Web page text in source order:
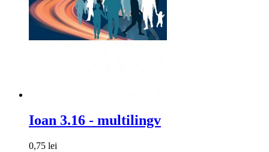
Ioan 3.16 - multilingv
0,75 lei